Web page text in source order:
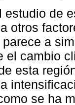
estudio de
otros
a
el cambio
esta
se ha